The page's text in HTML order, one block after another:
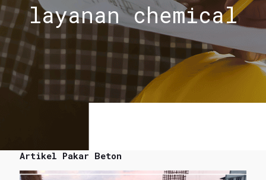
layanan chemical
Artikel Pakar Beton